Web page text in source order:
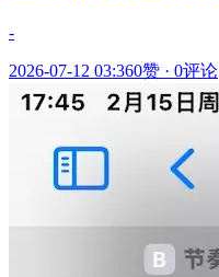
-
2026-07-12 03:360赞 · 0评论